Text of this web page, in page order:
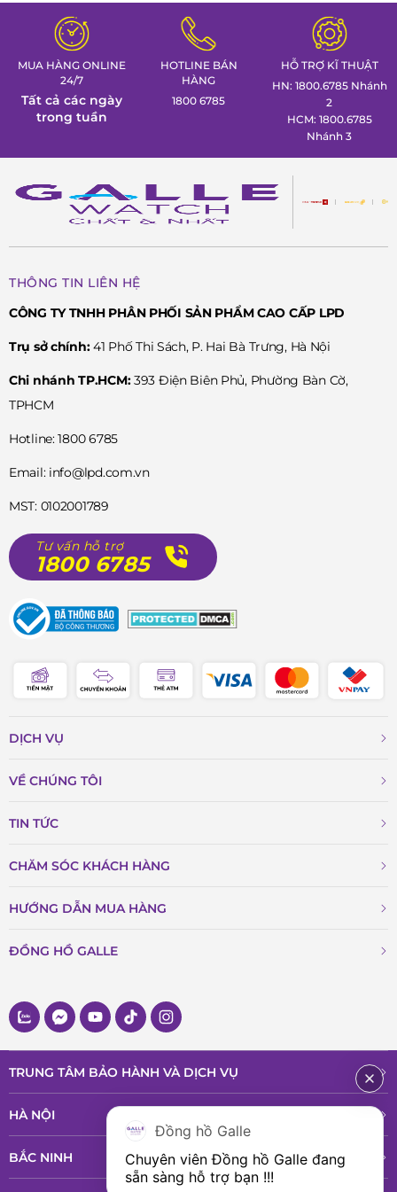
Tuần lễ đồng hồ Thụy Sỹ cùng
Đồng hồ Galle!
định hình phong thái lãnh
MUA HÀNG ONLINE
24/7
Tất cả các ngày
trong tuần
HOTLINE BÁN
HÀNG
1800 6785
HỖ TRỢ KĨ THUẬT
HN: 1800.6785 Nhánh
2
HCM: 1800.6785
Nhánh 3
THÔNG TIN LIÊN HỆ
CÔNG TY TNHH PHÂN PHỐI SẢN PHẨM CAO CẤP LPD
Trụ sở chính:41 Phố Thi Sách, P. Hai Bà Trưng, Hà Nội
Chi nhánh TP.HCM:393 Điện Biên Phủ, Phường Bàn Cờ,
TPHCM
Hotline: 1800 6785
Email: info@lpd.com.vn
MST: 0102001789
Tư vấn hỗ trợ
1800 6785
DỊCH VỤ
VỀ CHÚNG TÔI
TIN TỨC
CHĂM SÓC KHÁCH HÀNG
HƯỚNG DẪN MUA HÀNG
ĐỒNG HỒ GALLE
TRUNG TÂM BẢO HÀNH VÀ DỊCH VỤ
HÀ NỘI
BẮC NINH
Đồng hồ Galle
Chuyên viên Đồng hồ Galle đang
sẵn sàng hỗ trợ bạn !!!